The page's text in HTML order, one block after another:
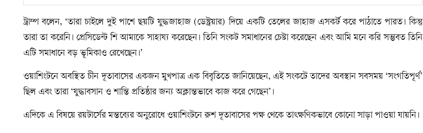
ট্রাম্প বলেন, ‘তারা চাইলে দুই পাশে ছয়টি যুদ্ধজাহাজ (ডেস্ট্রয়ার) দিয়ে একটি তেলের জাহাজ এসকর্ট করে পাঠাতে পারত। কিন্তু
তারা তা করেনি। প্রেসিডেন্ট শি আমাকে সাহায্য করেছেন। তিনি সংকট সমাধানের চেষ্টা করেছেন এবং আমি মনে করি সম্ভবত তিনি
এটি সমাধানে বড় ভূমিকাও রেখেছেন।’
ওয়াশিংটনে অবস্থিত চীন দূতাবাসের একজন মুখপাত্র এক বিবৃতিতে জানিয়েছেন, এই সংকটে তাদের অবস্থান সবসময় ‘সংগতিপূর্ণ’
ছিল এবং তারা ‘যুদ্ধাবসান ও শান্তি প্রতিষ্ঠার জন্য অক্লান্তভাবে কাজ করে গেছেন’।
এদিকে এ বিষয়ে রয়টার্সের মন্তব্যের অনুরোধে ওয়াশিংটনে রুশ দূতাবাসের পক্ষ থেকে তাৎক্ষণিকভাবে কোনো সাড়া পাওয়া যায়নি।